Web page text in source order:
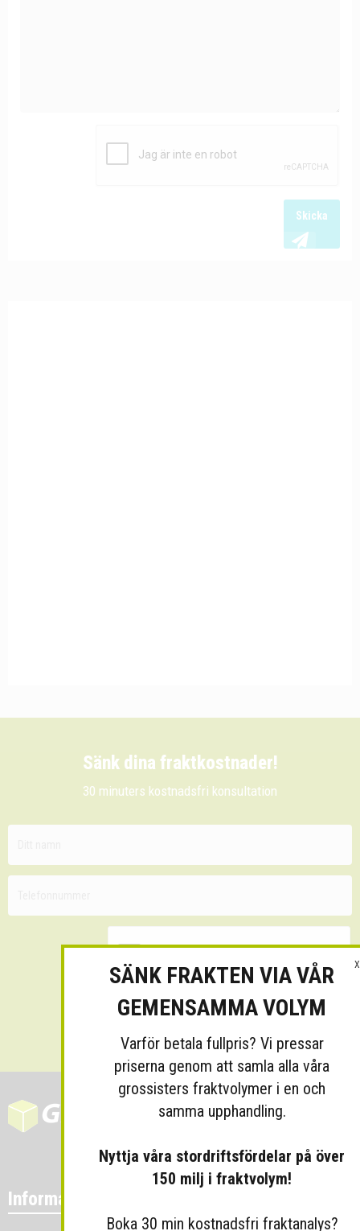
Skicka
Sänk dina fraktkostnader!
30 minuters kostnadsfri konsultation
Skicka
Information
X
SÄNK FRAKTEN VIA VÅR
GEMENSAMMA VOLYM
Varför betala fullpris? Vi pressar
priserna genom att samla alla våra
grossisters fraktvolymer i en och
samma upphandling.
Nyttja våra stordriftsfördelar på över
150 milj i fraktvolym!
Boka 30 min kostnadsfri fraktanalys?